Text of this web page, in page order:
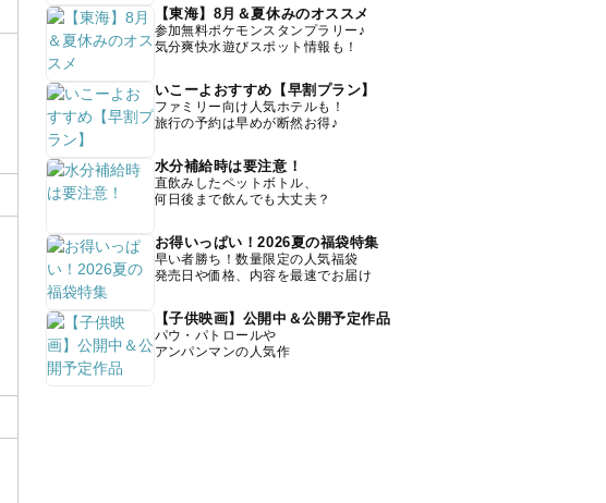
【東海】8月＆夏休みのオススメ
参加無料ポケモンスタンプラリー♪
気分爽快水遊びスポット情報も！
いこーよおすすめ【早割プラン】
ファミリー向け人気ホテルも！
旅行の予約は早めが断然お得♪
水分補給時は要注意！
直飲みしたペットボトル、
何日後まで飲んでも大丈夫？
お得いっぱい！2026夏の福袋特集
早い者勝ち！数量限定の人気福袋
発売日や価格、内容を最速でお届け
【子供映画】公開中＆公開予定作品
パウ・パトロールや
アンパンマンの人気作